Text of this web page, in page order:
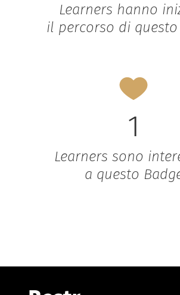
Learners hanno
il percorso di questo
1
Learners sono
a questo